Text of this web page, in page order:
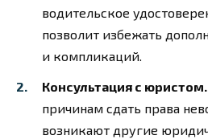
водительское
позволит избежать
и компликаций.
Консультация с юристом.
причинам сдать права
возникают другие